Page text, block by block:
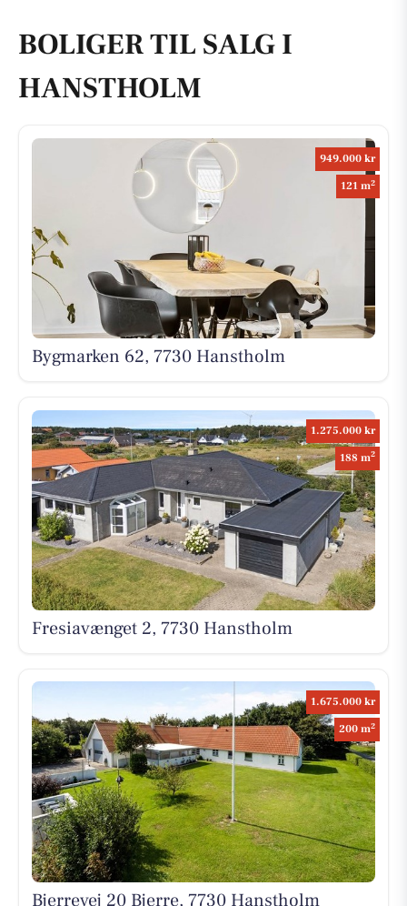
BOLIGER TIL SALG I
HANSTHOLM
949.000 kr
121 m2
Bygmarken 62, 7730 Hanstholm
1.275.000 kr
188 m2
Fresiavænget 2, 7730 Hanstholm
1.675.000 kr
200 m2
Bjerrevej 20 Bjerre, 7730 Hanstholm